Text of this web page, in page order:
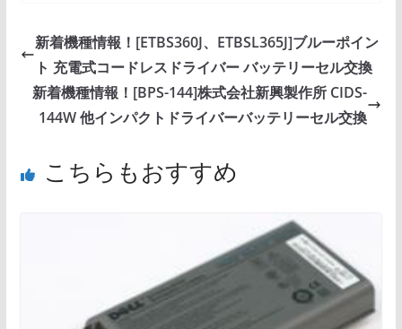
新着機種情報！[ETBS360J、ETBSL365J]ブルーポイン
ト 充電式コードレスドライバー バッテリーセル交換
新着機種情報！[BPS-144]株式会社新興製作所 CIDS-
144W 他インパクトドライバーバッテリーセル交換
こちらもおすすめ